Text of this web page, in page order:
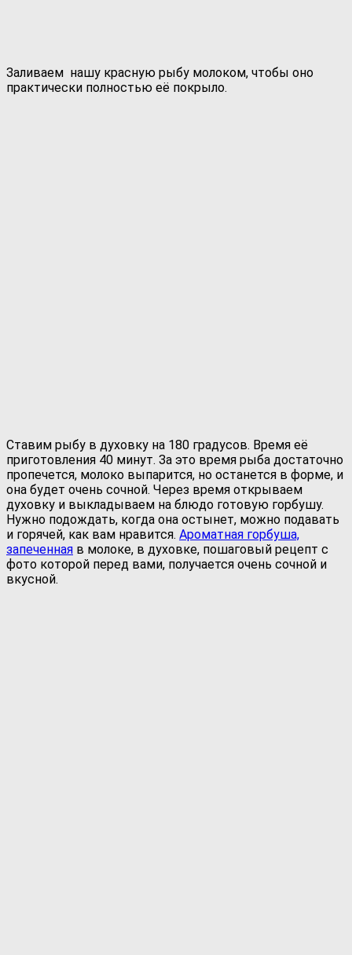
Заливаем нашу красную рыбу молоком, чтобы оно
практически полностью её покрыло.
Ставим рыбу в духовку на 180 градусов. Время её
приготовления 40 минут. За это время рыба достаточно
пропечется, молоко выпарится, но останется в форме, и
она будет очень сочной. Через время открываем
духовку и выкладываем на блюдо готовую горбушу.
Нужно подождать, когда она остынет, можно подавать
и горячей, как вам нравится. Ароматная горбуша,
запеченная в молоке, в духовке, пошаговый рецепт с
фото которой перед вами, получается очень сочной и
вкусной.